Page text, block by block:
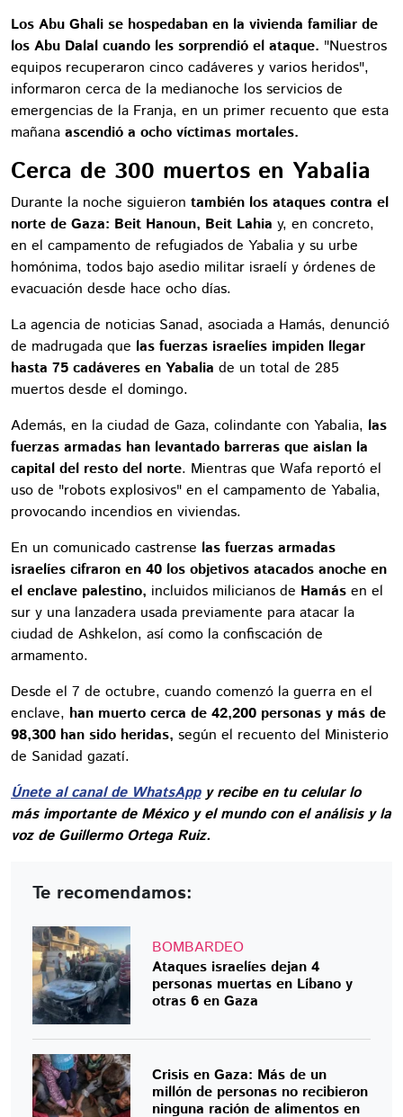
Los Abu Ghali se hospedaban en la vivienda familiar de
los Abu Dalal cuando les sorprendió el ataque. "Nuestros
equipos recuperaron cinco cadáveres y varios heridos",
informaron cerca de la medianoche los servicios de
emergencias de la Franja, en un primer recuento que esta
mañana ascendió a ocho víctimas mortales.
Cerca de 300 muertos en Yabalia
Durante la noche siguieron también los ataques contra el
norte de Gaza: Beit Hanoun, Beit Lahia y, en concreto,
en el campamento de refugiados de Yabalia y su urbe
homónima, todos bajo asedio militar israelí y órdenes de
evacuación desde hace ocho días.
La agencia de noticias Sanad, asociada a Hamás, denunció
de madrugada que las fuerzas israelíes impiden llegar
hasta 75 cadáveres en Yabalia de un total de 285
muertos desde el domingo.
Además, en la ciudad de Gaza, colindante con Yabalia, las
fuerzas armadas han levantado barreras que aislan la
capital del resto del norte. Mientras que Wafa reportó el
uso de "robots explosivos" en el campamento de Yabalia,
provocando incendios en viviendas.
En un comunicado castrense las fuerzas armadas
israelíes cifraron en 40 los objetivos atacados anoche en
el enclave palestino, incluidos milicianos de Hamás en el
sur y una lanzadera usada previamente para atacar la
ciudad de Ashkelon, así como la confiscación de
armamento.
Desde el 7 de octubre, cuando comenzó la guerra en el
enclave, han muerto cerca de 42,200 personas y más de
98,300 han sido heridas, según el recuento del Ministerio
de Sanidad gazatí.
Únete al canal de WhatsAppy recibe en tu celular lo
más importante de México y el mundo con el análisis y la
voz de Guillermo Ortega Ruiz.
Te recomendamos:
BOMBARDEO
Ataques israelíes dejan 4
personas muertas en Líbano y
otras 6 en Gaza
Crisis en Gaza: Más de un
millón de personas no recibieron
ninguna ración de alimentos en